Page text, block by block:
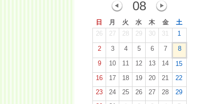
08
日 月 火 水 木 金
土
26
27 28 29 30 31 1
2 3 4 5 6 7
8
9
10 11 12 13 14
15
16
17 18 19 20 21
22
23
24 25 26 27 28
29